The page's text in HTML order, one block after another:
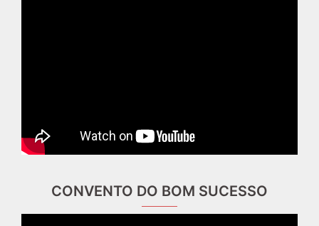
CONVENTO DO BOM SUCESSO